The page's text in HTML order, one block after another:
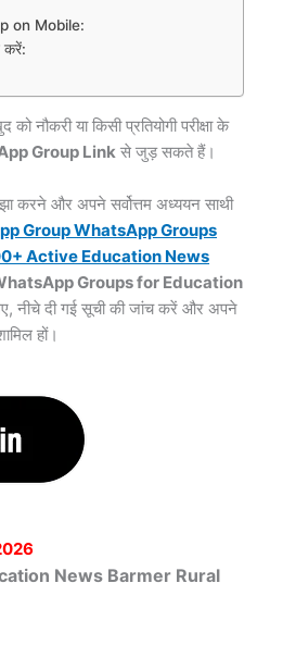
on Mobile:
करें:
नौकरी या किसी प्रतियोगी परीक्षा के
Group Link से जुड़ सकते हैं।
करने और अपने सर्वोत्तम अध्ययन साथी
Group WhatsApp Groups
Active Education News
Groups for Education
नीचे दी गई सूची की जांच करें और अपने
हों।
News Barmer Rural